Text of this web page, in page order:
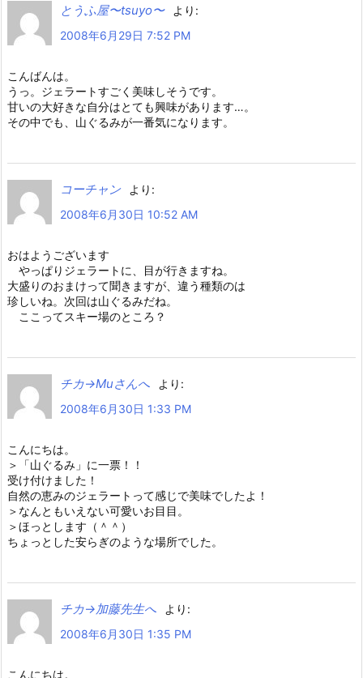
とうふ屋〜tsuyo〜
より:
2008年6月29日 7:52 PM
こんばんは。
うっ。ジェラートすごく美味しそうです。
甘いの大好きな自分はとても興味があります…。
その中でも、山ぐるみが一番気になります。
コーチャン
より:
2008年6月30日 10:52 AM
おはようございます
やっぱりジェラートに、目が行きますね。
大盛りのおまけって聞きますが、違う種類のは
珍しいね。次回は山ぐるみだね。
ここってスキー場のところ？
チカ→Muさんへ
より:
2008年6月30日 1:33 PM
こんにちは。
＞「山ぐるみ」に一票！！
受け付けました！
自然の恵みのジェラートって感じで美味でしたよ！
＞なんともいえない可愛いお目目。
＞ほっとします（＾＾）
ちょっとした安らぎのような場所でした。
チカ→加藤先生へ
より:
2008年6月30日 1:35 PM
こんにちは。